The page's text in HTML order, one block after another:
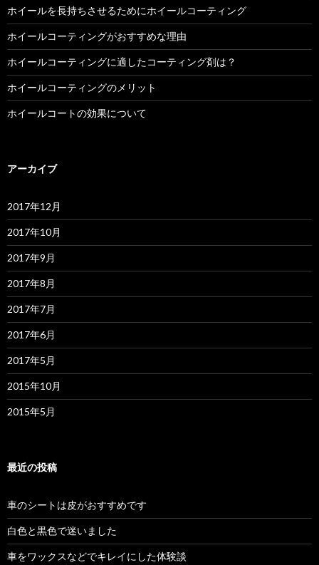
ホイールを長持ちさせるためにホイールコーティング
ホイールコーティングがおすすめな理由
ホイールコーティングに適したコーティング剤は？
ホイールコーティングのメリット
ホイールコートの効果について
アーカイブ
2017年12月
2017年10月
2017年9月
2017年8月
2017年7月
2017年6月
2017年5月
2015年10月
2015年5月
最近の投稿
車のシートは皮がおすすめです
白色と黒色で迷いました
車をワックスなどでキレイにした体験談